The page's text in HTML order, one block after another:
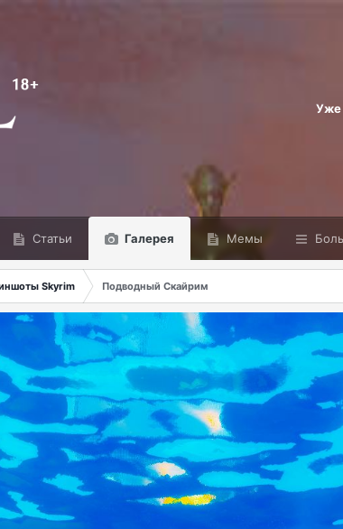
Уже
Статьи Галерея Мемы
Skyrim
Подводный Скайрим